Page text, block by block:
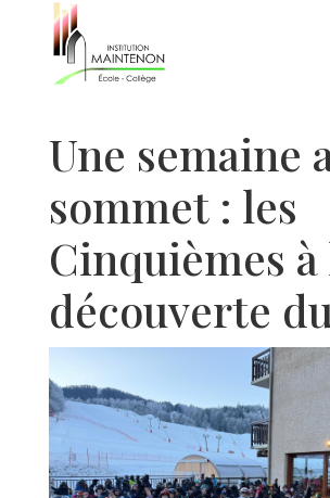
Une semaine
sommet : les
Cinquièmes à
découverte